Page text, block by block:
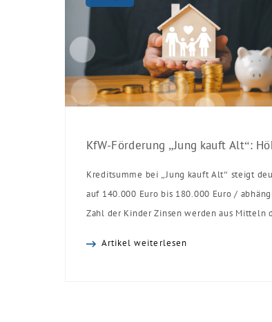
Kreditsumme bei „Jung kauft Alt“ steigt
auf 140.000 Euro bis 180.000 Euro /
Zahl der Kinder Zinsen werden aus Mitteln
Artikel weiterlesen